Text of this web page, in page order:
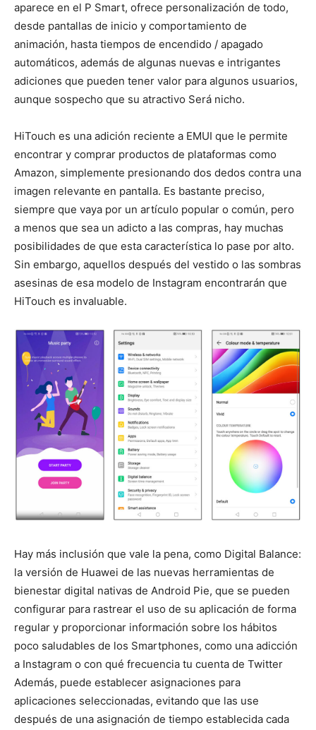
aparece en el P Smart, ofrece personalización de todo,
desde pantallas de inicio y comportamiento de
animación, hasta tiempos de encendido / apagado
automáticos, además de algunas nuevas e intrigantes
adiciones que pueden tener valor para algunos usuarios,
aunque sospecho que su atractivo Será nicho.
HiTouch es una adición reciente a EMUI que le permite
encontrar y comprar productos de plataformas como
Amazon, simplemente presionando dos dedos contra una
imagen relevante en pantalla. Es bastante preciso,
siempre que vaya por un artículo popular o común, pero
a menos que sea un adicto a las compras, hay muchas
posibilidades de que esta característica lo pase por alto.
Sin embargo, aquellos después del vestido o las sombras
asesinas de esa modelo de Instagram encontrarán que
HiTouch es invaluable.
Hay más inclusión que vale la pena, como Digital Balance:
la versión de Huawei de las nuevas herramientas de
bienestar digital nativas de Android Pie, que se pueden
configurar para rastrear el uso de su aplicación de forma
regular y proporcionar información sobre los hábitos
poco saludables de los Smartphones, como una adicción
a Instagram o con qué frecuencia tu cuenta de Twitter
Además, puede establecer asignaciones para
aplicaciones seleccionadas, evitando que las use
después de una asignación de tiempo establecida cada